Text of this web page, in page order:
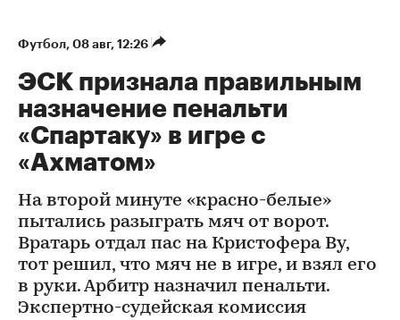
Футбол⁠, 08 авг, 12:26
ЭСК признала правильным
назначение пенальти
«Спартаку» в игре с
«Ахматом»
На второй минуте «красно-белые»
пытались разыграть мяч от ворот.
Вратарь отдал пас на Кристофера Ву,
тот решил, что мяч не в игре, и взял его
в руки. Арбитр назначил пенальти.
Экспертно-судейская комиссия